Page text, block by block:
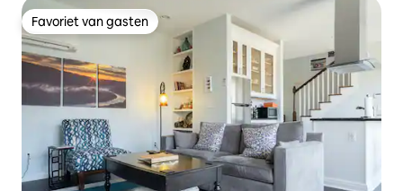
Favoriet van gasten
Favoriet van gasten